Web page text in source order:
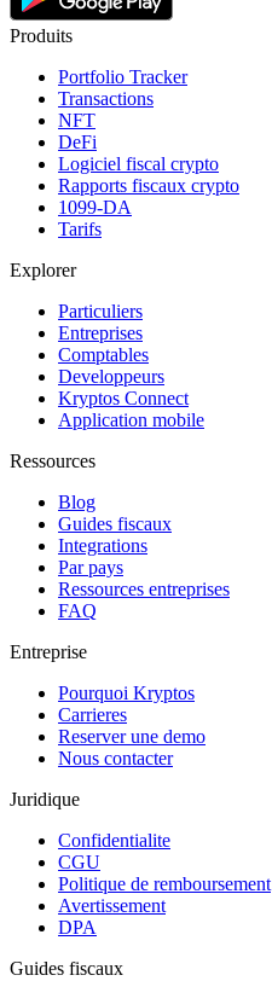
Produits
Portfolio Tracker
Transactions
NFT
DeFi
Logiciel fiscal crypto
Rapports fiscaux crypto
1099-DA
Tarifs
Explorer
Particuliers
Entreprises
Comptables
Developpeurs
Kryptos Connect
Application mobile
Ressources
Blog
Guides fiscaux
Integrations
Par pays
Ressources entreprises
FAQ
Entreprise
Pourquoi Kryptos
Carrieres
Reserver une demo
Nous contacter
Juridique
Confidentialite
CGU
Politique de remboursement
Avertissement
DPA
Guides fiscaux